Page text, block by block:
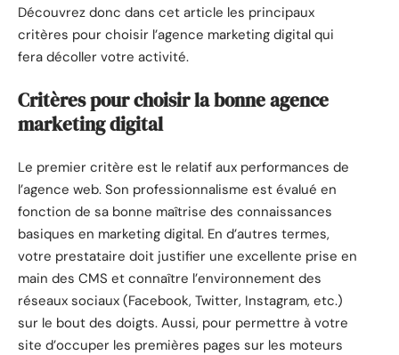
Découvrez donc dans cet article les principaux
critères pour choisir l’agence marketing digital qui
fera décoller votre activité.
Critères pour choisir la bonne agence
marketing digital
Le premier critère est le relatif aux performances de
l’agence web. Son professionnalisme est évalué en
fonction de sa bonne maîtrise des connaissances
basiques en marketing digital. En d’autres termes,
votre prestataire doit justifier une excellente prise en
main des CMS et connaître l’environnement des
réseaux sociaux (Facebook, Twitter, Instagram, etc.)
sur le bout des doigts. Aussi, pour permettre à votre
site d’occuper les premières pages sur les moteurs